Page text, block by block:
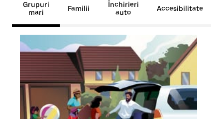
Grupuri
mari
Familii
Închirieri
auto
Accesibilitate